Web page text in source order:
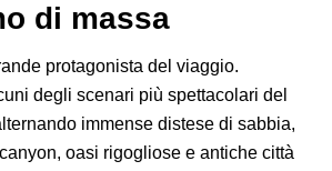
di massa
protagonista del viaggio.
degli scenari più spettacolari del
immense distese di sabbia,
oasi rigogliose e antiche città